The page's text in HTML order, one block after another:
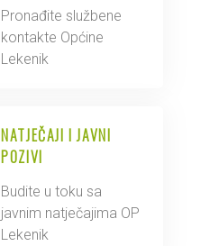
Pronađite službene
kontakte Općine
Lekenik
NATJEČAJI I JAVNI
POZIVI
Budite u toku sa
javnim natječajima OP
Lekenik